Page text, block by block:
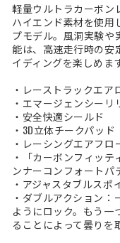
軽量ウルトラカーボン
ハイエンド素材を使用
プモデル。風洞実験や
能は、高速走行時の安
イディングを楽しめま
・レーストラックエア
・エマージェンシーリ
・安全快適シールド
・3D立体チークパッド
・レーシングエアフロ
・「カーボンフィッ
ンナーコンフォートパ
・アジャスタブルスポ
・ダブルアクション
ようにロック。もう一
ることによって曇りを